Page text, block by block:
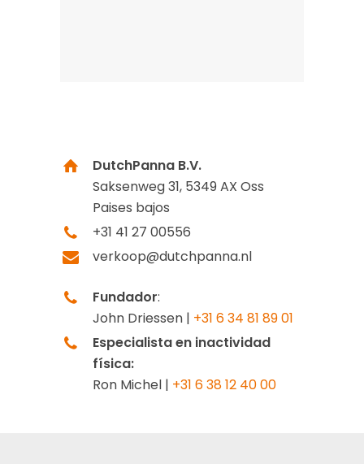
DutchPanna B.V.
Saksenweg 31, 5349 AX Oss
Paises bajos
+31 41 27 00556
verkoop@dutchpanna.nl
Fundador:
John Driessen | +31 6 34 81 89 01
Especialista en inactividad
física:
Ron Michel | +31 6 38 12 40 00